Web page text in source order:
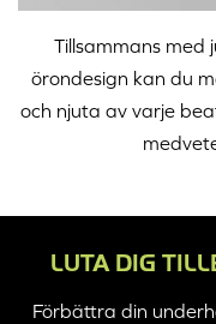
Tillsammans med
örondesign kan du
och njuta av varje
LUTA DIG
Förbättra din